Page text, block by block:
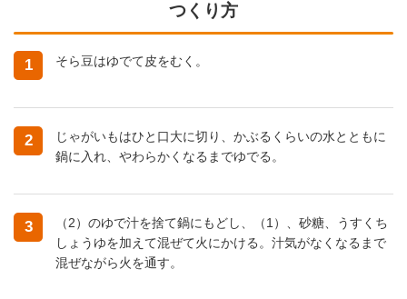
つくり方
1 そら豆はゆでて皮をむく。
2
じゃがいもはひと口大に切り、かぶるくらいの水とともに
鍋に入れ、やわらかくなるまでゆでる。
3
（2）のゆで汁を捨て鍋にもどし、（1）、砂糖、うすくち
しょうゆを加えて混ぜて火にかける。汁気がなくなるまで
混ぜながら火を通す。